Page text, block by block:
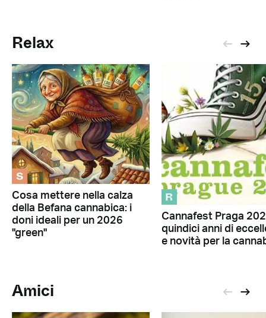
Relax
S
Cosa mettere nella calza
della Befana cannabica: i
doni ideali per un 2026
"green"
R
Cannafest Praga
quindici anni di
e novità per la
Amici